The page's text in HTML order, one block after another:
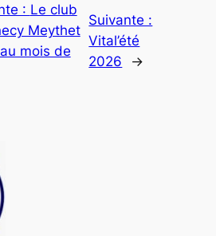
: Le club
Meythet
mois de
Suivante :
Vital’été
2026
→